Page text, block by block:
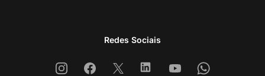
Redes Sociais
InstagramFacebook
X LinkedinYoutubeWhatsapp